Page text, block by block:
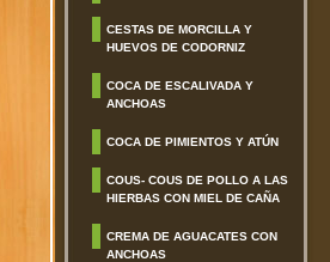
CESTAS DE MORCILLA Y
HUEVOS DE CODORNIZ
COCA DE ESCALIVADA Y
ANCHOAS
COCA DE PIMIENTOS Y ATÚN
COUS- COUS DE POLLO A LAS
HIERBAS CON MIEL DE CAÑA
CREMA DE AGUACATES CON
ANCHOAS